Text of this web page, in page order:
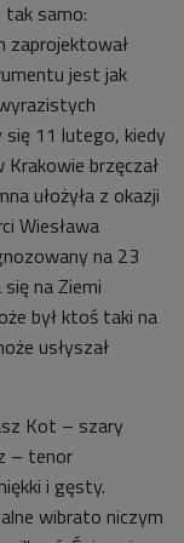
samo:
zaprojektował
jest jak
się 11 lutego, kiedy
brzęczał
ułożyła z okazji
Wiesława
na 23
na Ziemi
był ktoś taki na
usłyszał
Kot – szary
– tenor
i gęsty.
wibrato niczym